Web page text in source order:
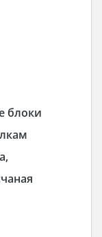
блоки